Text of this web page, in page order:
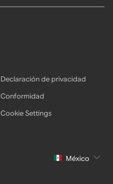
Declaración de privacidad
Conformidad
Cookie Settings
México